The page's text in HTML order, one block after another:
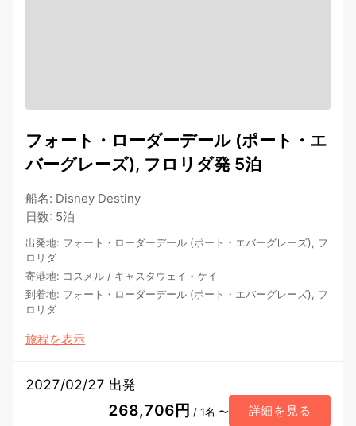
フォート・ローダーデール (ポート・エ
バーグレーズ), フロリダ発 5泊
船名: Disney Destiny
日数: 5泊
出発地: フォート・ローダーデール (ポート・エバーグレーズ), フ
ロリダ
寄港地: コスメル / キャスタウェイ・ケイ
到着地: フォート・ローダーデール (ポート・エバーグレーズ), フ
ロリダ
旅程を表示
2027/02/27 出発
268,706円 / 1名 〜 詳細を見る